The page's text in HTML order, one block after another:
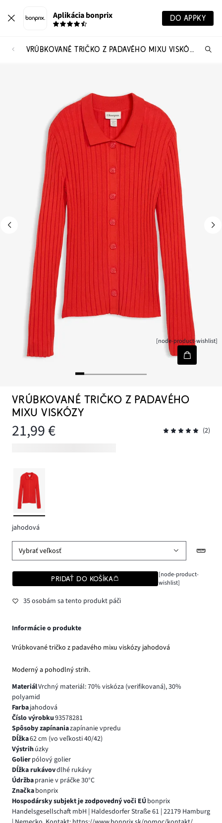
Aplikácia bonprix DO APPKY
VRÚBKOVANÉ TRIČKO Z PADAVÉHO MIXU VISKÓZY
[node-product-wishlist]
VRÚBKOVANÉ TRIČKO Z PADAVÉHO
MIXU VISKÓZY
21,99 € (2)
jahodová
Vybrať veľkosť
PRIDAŤ DO KOŠÍKA
[node-product-
wishlist]
35 osobám sa tento produkt páči
Informácie o produkte
Vrúbkované tričko z padavého mixu viskózy jahodová
Moderný a pohodlný strih.
MateriálVrchný materiál: 70% viskóza (verifikovaná), 30%
polyamid
Farbajahodová
Číslo výrobku93578281
Spôsoby zapínaniazapínanie vpredu
Dĺžka62 cm (vo veľkosti 40/42)
Výstrihúzky
Golierpólový golier
Dĺžka rukávovdlhé rukávy
Údržbapranie v práčke 30°C
Značkabonprix
Hospodársky subjekt je zodpovedný voči EÚbonprix
Handelsgesellschaft mbH | Haldesdorfer Straße 61 | 22179 Hamburg